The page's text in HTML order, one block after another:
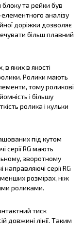
та рейки був
аналізу
доріжки дозволяє
більш плавний
в яких в якості
Ролики мають
тому роликові
і більшу
ролика і кульки
під кутом
серії RG мають
зворотному
направляючі серії RG
розмірах, ніж
роликами.
тиск
довжині лінії. Таким